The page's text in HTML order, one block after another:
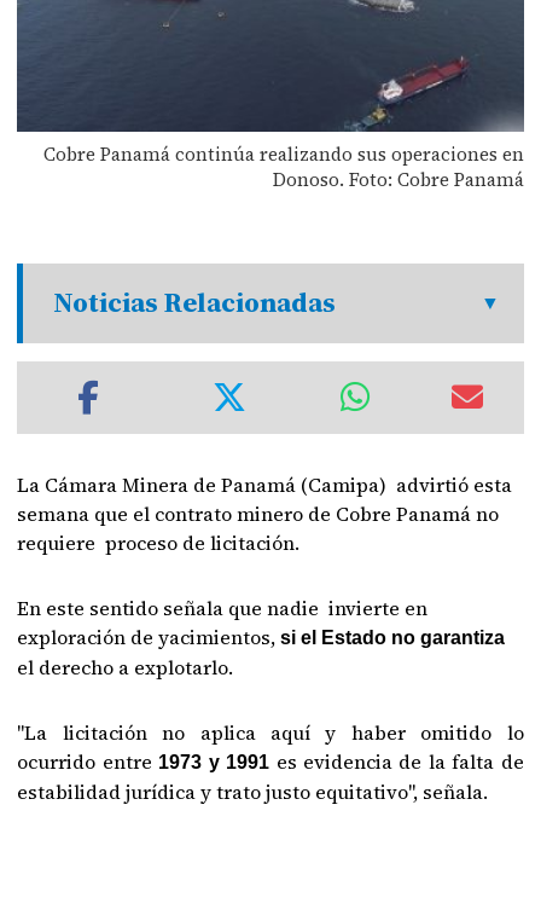
Cobre Panamá continúa realizando sus operaciones en
Donoso. Foto: Cobre Panamá
Noticias Relacionadas
La Cámara Minera de Panamá (Camipa) advirtió esta
semana que el contrato minero de Cobre Panamá no
requiere proceso de licitación.
En este sentido señala que nadie invierte en
exploración de yacimientos,si el Estado no garantiza
el derecho a explotarlo.
"La licitación no aplica aquí y haber omitido lo
ocurrido entre 1973 y 1991 es evidencia de la falta de
estabilidad jurídica y trato justo equitativo", señala.